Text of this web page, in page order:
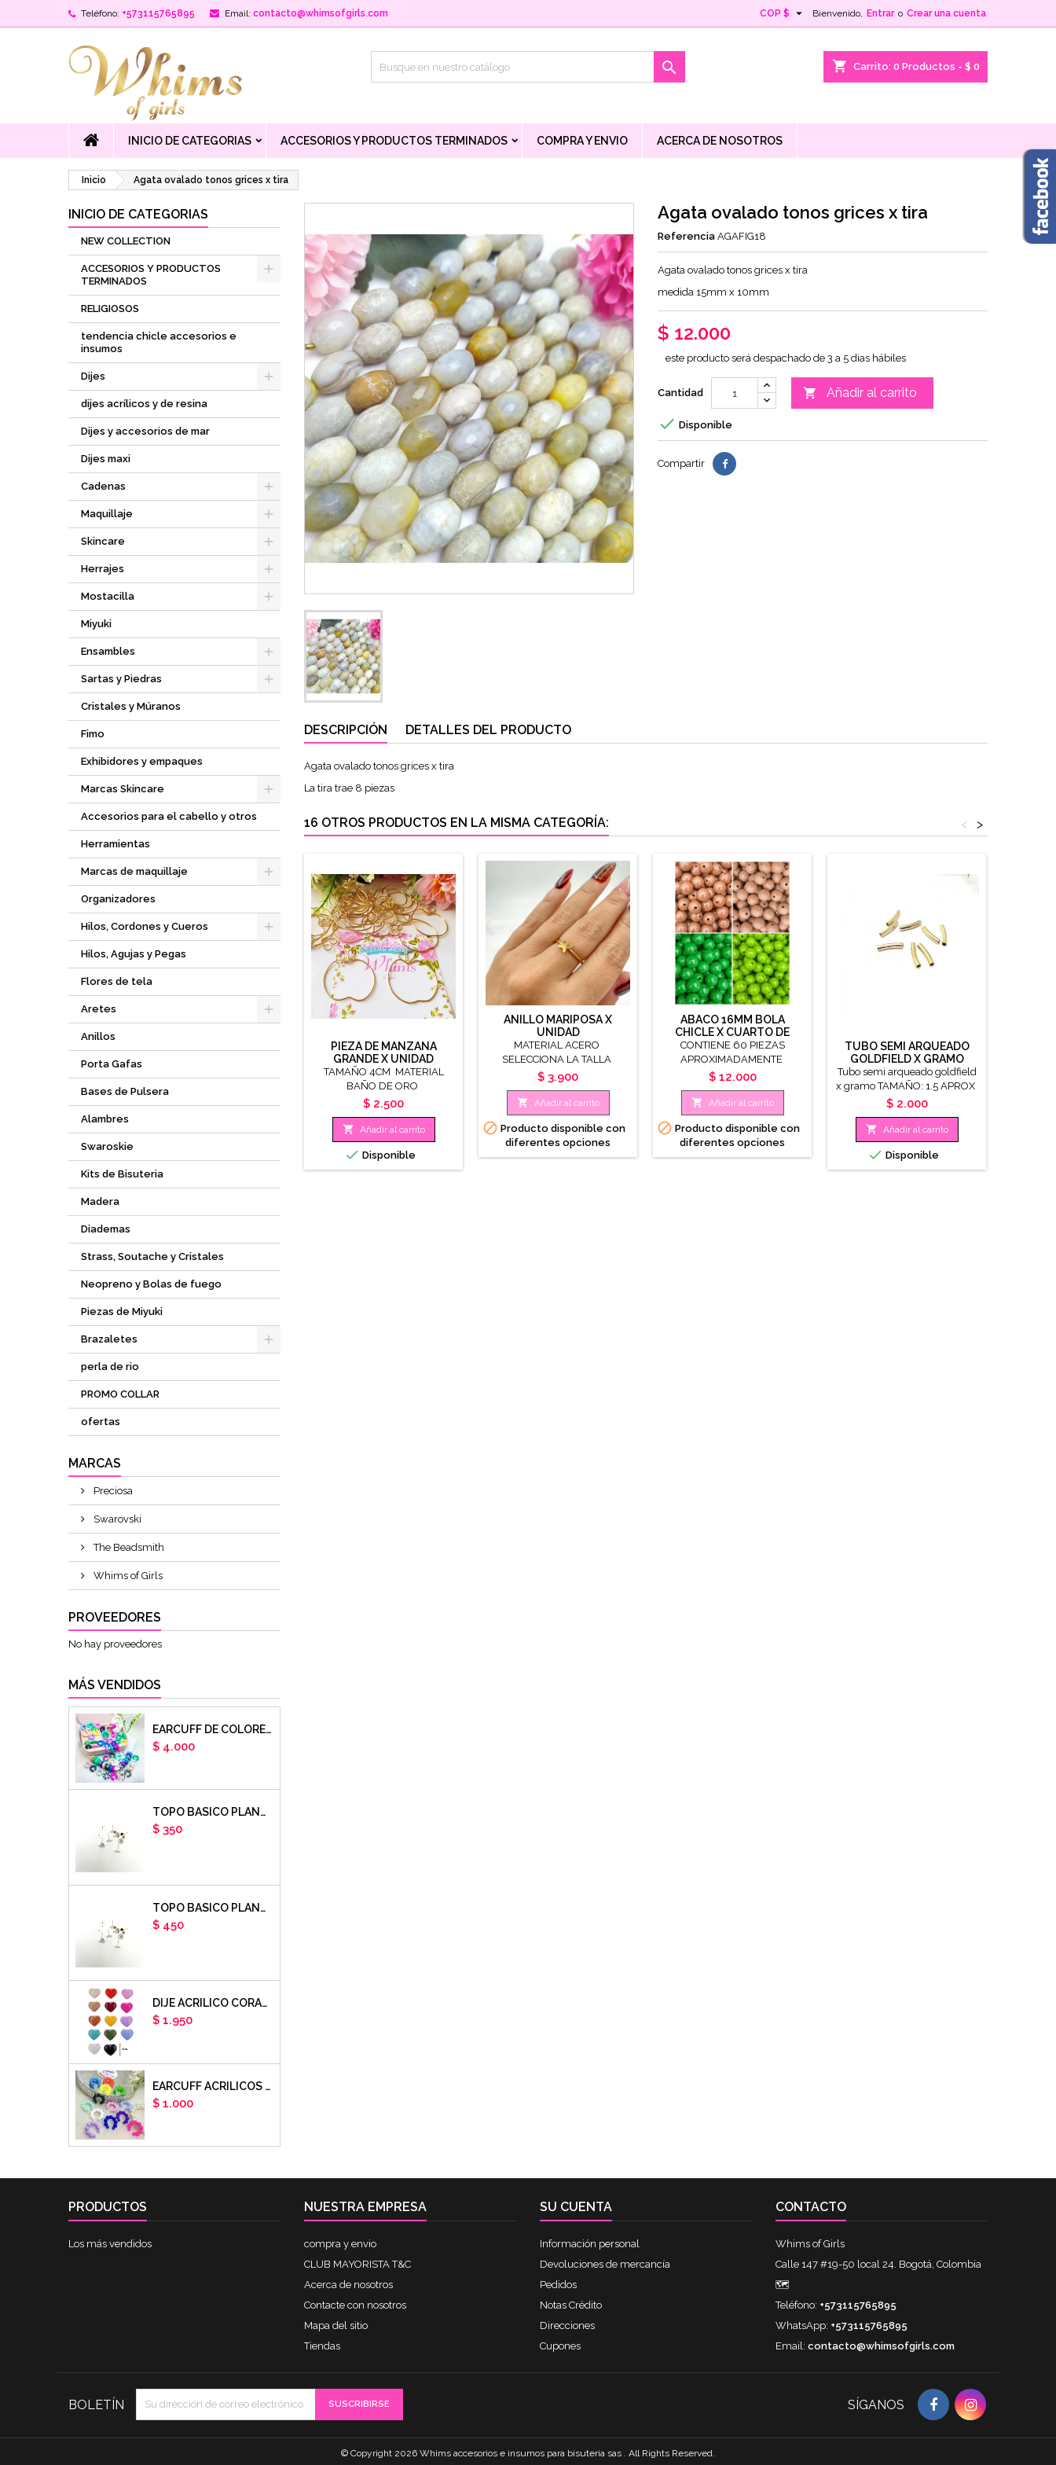
Teléfono: +573115765895 Email: contacto@whimsofgirls.com Bienvenido, Entrar o Crear una cuenta
COP $ 
shopping_cart Carrito: 0 Productos - $ 0

INICIO DE CATEGORIAS ACCESORIOS Y PRODUCTOS TERMINADOS COMPRA Y ENVIO ACERCA DE NOSOTROS
Inicio Agata ovalado tonos grices x tira
INICIO DE CATEGORIAS
NEW COLLECTION
ACCESORIOS Y PRODUCTOS
TERMINADOS
RELIGIOSOS
tendencia chicle accesorios e
insumos
Dijes
dijes acrílicos y de resina
Dijes y accesorios de mar
Dijes maxi
Cadenas
Maquillaje
Skincare
Herrajes
Mostacilla
Miyuki
Ensambles
Sartas y Piedras
Cristales y Múranos
Fimo
Exhibidores y empaques
Marcas Skincare
Accesorios para el cabello y otros
Herramientas
Marcas de maquillaje
Organizadores
Hilos, Cordones y Cueros
Hilos, Agujas y Pegas
Flores de tela
Aretes
Anillos
Porta Gafas
Bases de Pulsera
Alambres
Swaroskie
Kits de Bisuteria
Madera
Diademas
Strass, Soutache y Cristales
Neopreno y Bolas de fuego
Piezas de Miyuki
Brazaletes
perla de rio
PROMO COLLAR
ofertas
MARCAS
Preciosa
Swarovski
The Beadsmith
Whims of Girls
PROVEEDORES
No hay proveedores
MÁS VENDIDOS
EARCUFF DE COLORES EN ARCILLA POLIMERICA X UNIDAD
Precio
$ 4.000
TOPO BASICO PLANO 6MM ACERO PLATEADO X PAR
Precio
$ 350
TOPO BASICO PLANO 8MM ACERO PLATEADO X PAR
Precio
$ 450
DIJE ACRILICO CORAZON LISO X UNIDAD
Precio
$ 1.950
EARCUFF ACRILICOS DE COLORES BALINES X UNIDAD
Precio
$ 1.000
Agata ovalado tonos grices x tira
Referencia AGAFIG18
Agata ovalado tonos grices x tira
medida 15mm x 10mm
$ 12.000
este producto será despachado de 3 a 5 dias hábiles
Cantidad  Añadir al carrito
 Disponible
Compartir
DESCRIPCIÓN DETALLES DEL PRODUCTO
Agata ovalado tonos grices x tira
La tira trae 8 piezas
16 OTROS PRODUCTOS EN LA MISMA CATEGORÍA: >
<
PIEZA DE MANZANA
GRANDE X UNIDAD
TAMAÑO 4CM MATERIAL
BAÑO DE ORO
Precio
$ 2.500
 Añadir al carrito
 Disponible
ANILLO MARIPOSA X
UNIDAD
MATERIAL ACERO
SELECCIONA LA TALLA
Precio
$ 3.900
 Añadir al carrito
 Producto disponible con
diferentes opciones
ABACO 16MM BOLA
CHICLE X CUARTO DE
LIBRA
CONTIENE 60 PIEZAS
APROXIMADAMENTE
SELECCIONA EL COLOR
Precio
$ 12.000
 Añadir al carrito
 Producto disponible con
diferentes opciones
TUBO SEMI ARQUEADO
GOLDFIELD X GRAMO
Tubo semi arqueado goldfield
x gramo TAMAÑO: 1.5 APROX
Precio
$ 2.000
 Añadir al carrito
 Disponible
PRODUCTOS
Los más vendidos
NUESTRA EMPRESA
compra y envio
CLUB MAYORISTA T&C
Acerca de nosotros
Contacte con nosotros
Mapa del sitio
Tiendas
SU CUENTA
Información personal
Devoluciones de mercancía
Pedidos
Notas Crédito
Direcciones
Cupones
CONTACTO
Whims of Girls
Calle 147 #19-50 local 24. Bogotá, Colombia
🗺
Teléfono: +573115765895
WhatsApp: +573115765895
Email: contacto@whimsofgirls.com
BOLETÍN SÍGANOS
© Copyright 2026 Whims accesorios e insumos para bisuteria sas . All Rights Reserved.